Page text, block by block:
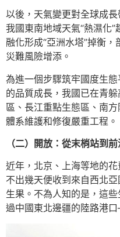
以後，天氣變更對全球成
我國東南地域天氣“熱濕化
融化形成“亞洲水塔”掉衡
災難風險增添。
為進一個步驟筑牢國度生
的品質成長，我國已在青
區、長江重點生態區、南
體系維護和修復嚴重工程。
（二）開放：從末梢站到
近年，北京、上海等地的
不出幾天便收到來自西北
生果。不為人知的是，這
過中國東北邊疆的陸路港